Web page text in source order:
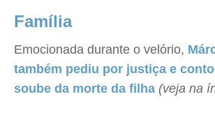
Família
Emocionada durante o velório,
também pediu por justiça e
soube da morte da filha (veja na